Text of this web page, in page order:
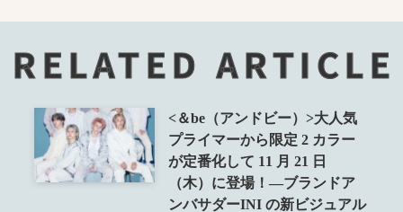
RELATED ARTICLE
<＆be（アンドビー）>大人気
プライマーから限定 2 カラー
が定番化して 11 月 21 日
（木）に登場！―ブランドア
ンバサダーINI の新ビジュアル